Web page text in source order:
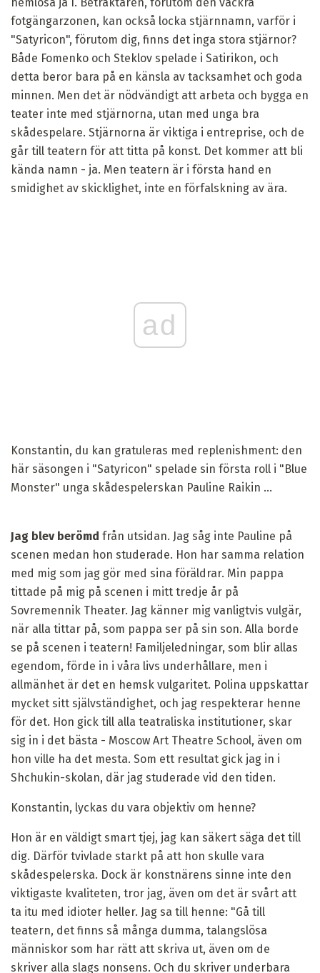
fotgängarzonen, kan också locka stjärnnamn, varför i
"Satyricon", förutom dig, finns det inga stora stjärnor?
Både Fomenko och Steklov spelade i Satirikon, och
detta beror bara på en känsla av tacksamhet och goda
minnen. Men det är nödvändigt att arbeta och bygga en
teater inte med stjärnorna, utan med unga bra
skådespelare. Stjärnorna är viktiga i entreprise, och de
går till teatern för att titta på konst. Det kommer att bli
kända namn - ja. Men teatern är i första hand en
smidighet av skicklighet, inte en förfalskning av ära.
ad
Konstantin, du kan gratuleras med replenishment: den
här säsongen i "Satyricon" spelade sin första roll i "Blue
Monster" unga skådespelerskan Pauline Raikin ...
Jag blev berömd från utsidan. Jag såg inte Pauline på
scenen medan hon studerade. Hon har samma relation
med mig som jag gör med sina föräldrar. Min pappa
tittade på mig på scenen i mitt tredje år på
Sovremennik Theater. Jag känner mig vanligtvis vulgär,
när alla tittar på, som pappa ser på sin son. Alla borde
se på scenen i teatern! Familjeledningar, som blir allas
egendom, förde in i våra livs underhållare, men i
allmänhet är det en hemsk vulgaritet. Polina uppskattar
mycket sitt självständighet, och jag respekterar henne
för det. Hon gick till alla teatraliska institutioner, skar
sig in i det bästa - Moscow Art Theatre School, även om
hon ville ha det mesta. Som ett resultat gick jag in i
Shchukin-skolan, där jag studerade vid den tiden.
Konstantin, lyckas du vara objektiv om henne?
Hon är en väldigt smart tjej, jag kan säkert säga det till
dig. Därför tvivlade starkt på att hon skulle vara
skådespelerska. Dock är konstnärens sinne inte den
viktigaste kvaliteten, tror jag, även om det är svårt att
ta itu med idioter heller. Jag sa till henne: "Gå till
teatern, det finns så många dumma, talangslösa
människor som har rätt att skriva ut, även om de
skriver alla slags nonsens. Och du skriver underbara